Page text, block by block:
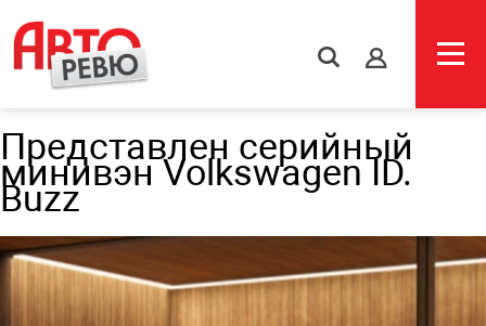
s
Представлен серийный
минивэн Volkswagen ID.
Buzz